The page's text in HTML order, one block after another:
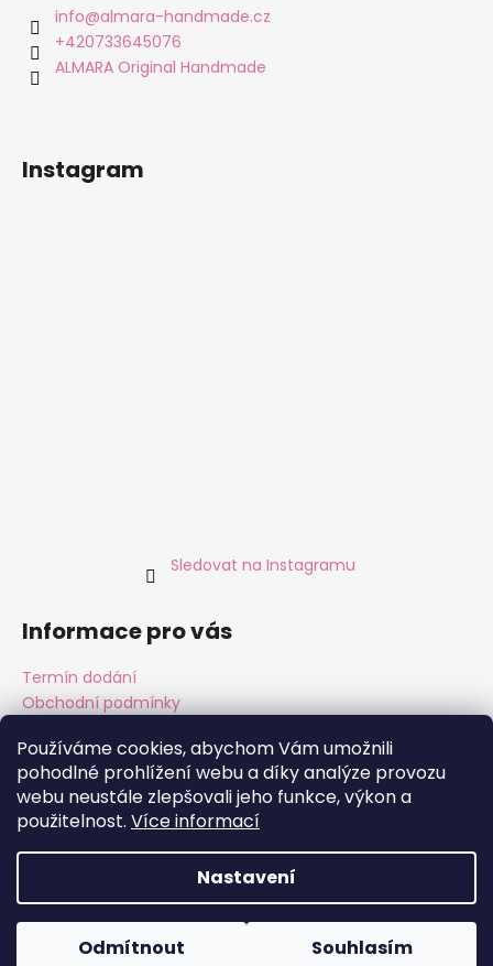
Používáme cookies, abychom Vám umožnili
pohodlné prohlížení webu a díky analýze provozu
webu neustále zlepšovali jeho funkce, výkon a
použitelnost. Více informací
Nastavení
Odmítnout Souhlasím
info@almara-handmade.cz
+420733645076
ALMARA Original Handmade
Instagram
Sledovat na Instagramu
Informace pro vás
Termín dodání
Obchodní podmínky
Instagram Facebook
Copyright 2026ALMARA Original Handmade. Všechna
práva vyhrazena.